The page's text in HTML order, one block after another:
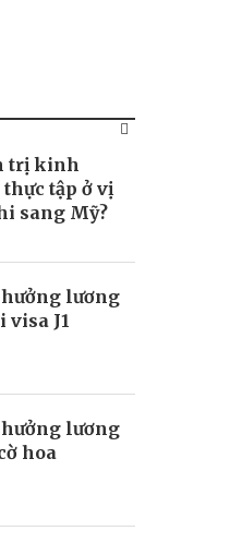
trị kinh
thực tập ở vị
sang Mỹ?
lương
visa J1
lương
hoa